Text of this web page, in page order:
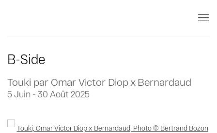
B-Side
Touki par Omar Victor Diop x Bernardaud
5 Juin - 30 Août 2025
Open a larger version of the following image in a popup: